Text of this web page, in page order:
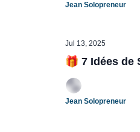
Jean Solopreneur
Jul 13, 2025
🎁 7 Idées de
Jean Solopreneur